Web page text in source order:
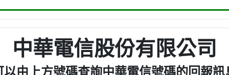
中華電信股份有限公司
以由上方號碼查詢中華電信號碼的回報訊